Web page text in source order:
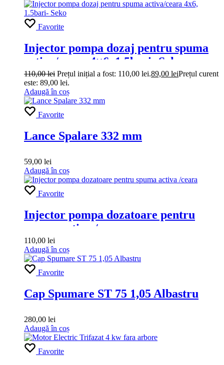
Favorite
Injector pompa dozaj pentru spuma
activa/ceara 4×6, 1.5bari- Seko
110,00lei Prețul inițial a fost: 110,00 lei.89,00 leiPrețul curent
este: 89,00 lei.
Adaugă în coș
Favorite
Lance Spalare 332 mm
59,00 lei
Adaugă în coș
Favorite
Injector pompa dozatoare pentru
spuma activa /ceara
110,00 lei
Adaugă în coș
Favorite
Cap Spumare ST 75 1,05 Albastru
280,00 lei
Adaugă în coș
Favorite